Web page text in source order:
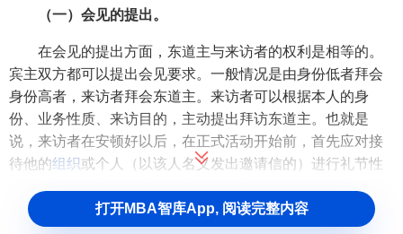
（一）会见的提出。
在会见的提出方面，东道主与来访者的权利是相等的。
宾主双方都可以提出会见要求。一般情况是由身份低者拜会
身份高者，来访者拜会东道主。来访者可以根据本人的身
份、业务性质、来访目的，主动提出拜访东道主。也就是
说，来访者在安顿好以后，在正式活动开始前，首先应对接
待他的组织或个人（以该人名义发出邀请信的）进行礼节性
情欢迎的一种回礼（接待国内宾客时，如果没有安排相应的
欢迎仪式，按照对等礼仪，当日或次日应由身份相当的领导
打开MBA智库App, 阅读完整内容